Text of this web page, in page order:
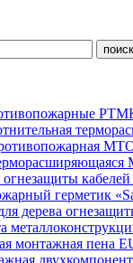
поиск
огнезащиты
герметик
дерева
монтажная пена